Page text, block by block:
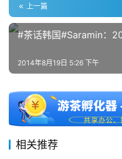
戏
第
十
三
届
金
上一篇
#茶话韩国#Saramin：
2014年8月19日 5:26 下午
相关推荐